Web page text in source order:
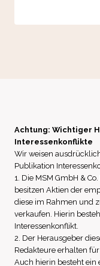
Achtung: Wichtiger
Interessenkonflikte
Wir weisen
Publikation
1. Die MSM GmbH &
besitzen Aktien der
diese im Rahmen und
verkaufen. Hierin
Interessenkonflikt.
2. Der Herausgeber
Redakteure erhalten
Auch hierin besteht